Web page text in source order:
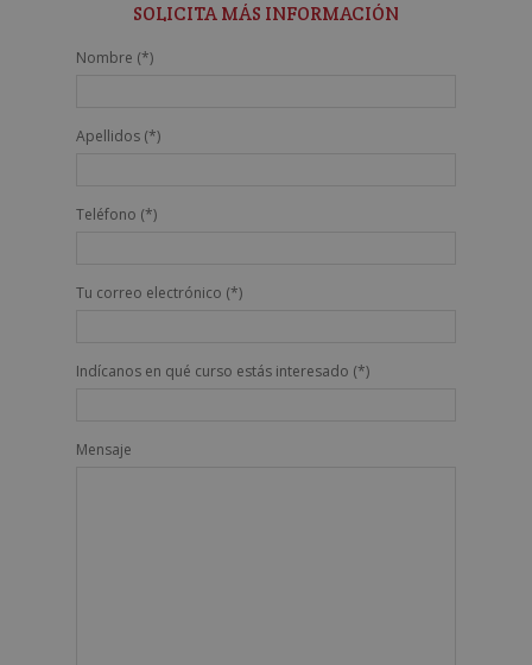
SOLICITA MÁS INFORMACIÓN
Nombre (*)
Apellidos (*)
Teléfono (*)
Tu correo electrónico (*)
Indícanos en qué curso estás interesado (*)
Mensaje